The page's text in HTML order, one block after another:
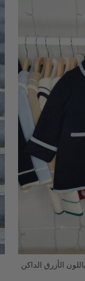
الأزرق الداكن